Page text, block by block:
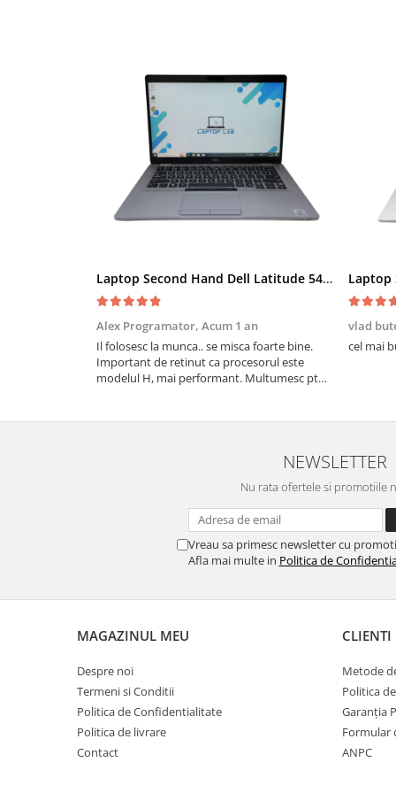
Laptop Second Hand Dell Latitude 5411 - 14inch Intel I5-10400H 16GB RAM 256GB SSD TAST. ILUM. Windows 10 Refurbished
Alex Programator, Acum 1 an
Il folosesc la munca.. se misca foarte bine.
Important de retinut ca procesorul este
modelul H, mai performant. Multumesc pt
vlad
cel mai
NEWSLETTER
Nu rata ofertele si promotiile
Vreau sa primesc newsletter cu
Afla mai multe in Politica de
MAGAZINUL MEU
Despre noi
Termeni si Conditii
Politica de Confidentialitate
Politica de livrare
Contact
CLIENTI
Metode
Politica
Garanția
Formular
ANPC